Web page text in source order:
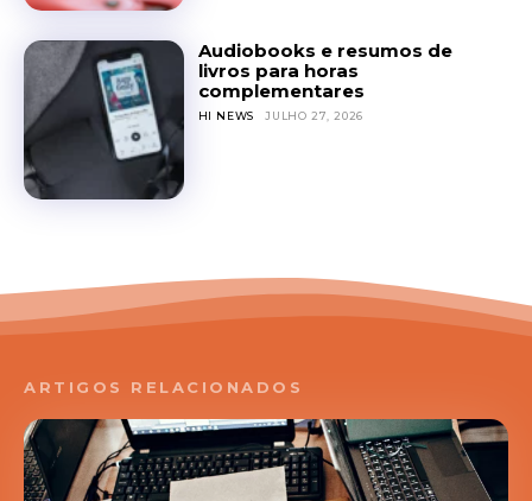
Audiobooks e resumos de
livros para horas
complementares
HI NEWS JULHO 27, 2026
ARTIGOS RELACIONADOS